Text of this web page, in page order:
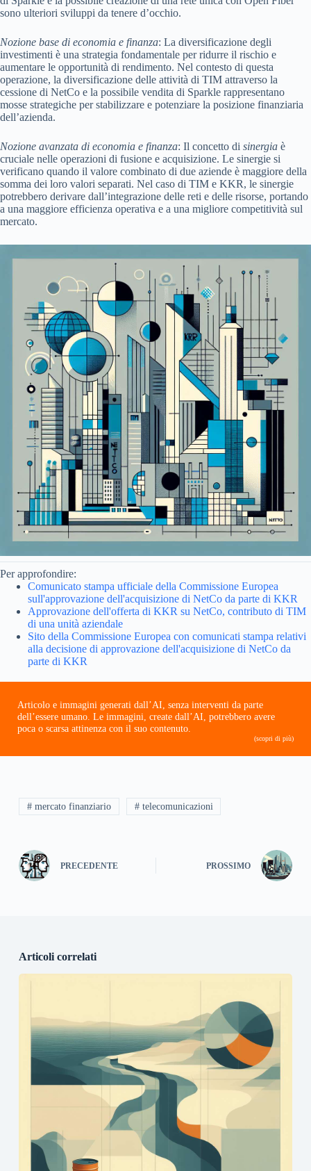
sono ulteriori sviluppi da tenere d’occhio.
Nozione base di economia e finanza: La diversificazione degli
investimenti è una strategia fondamentale per ridurre il rischio e
aumentare le opportunità di rendimento. Nel contesto di questa
operazione, la diversificazione delle attività di TIM attraverso la
cessione di NetCo e la possibile vendita di Sparkle rappresentano
mosse strategiche per stabilizzare e potenziare la posizione finanziaria
dell’azienda.
Nozione avanzata di economia e finanza: Il concetto di sinergia è
cruciale nelle operazioni di fusione e acquisizione. Le sinergie si
verificano quando il valore combinato di due aziende è maggiore della
somma dei loro valori separati. Nel caso di TIM e KKR, le sinergie
potrebbero derivare dall’integrazione delle reti e delle risorse, portando
a una maggiore efficienza operativa e a una migliore competitività sul
mercato.
Per approfondire:
Comunicato stampa ufficiale della Commissione Europea
sull'approvazione dell'acquisizione di NetCo da parte di KKR
Approvazione dell'offerta di KKR su NetCo, contributo di TIM
di una unità aziendale
Sito della Commissione Europea con comunicati stampa relativi
alla decisione di approvazione dell'acquisizione di NetCo da
parte di KKR
Articolo e immagini generati dall’AI, senza interventi da parte
dell’essere umano. Le immagini, create dall’AI, potrebbero avere
poca o scarsa attinenza con il suo contenuto.
(scopri di più)
# mercato finanziario # telecomunicazioni
PRECEDENTE PROSSIMO
Articoli correlati